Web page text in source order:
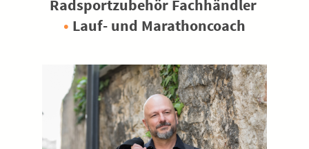
Radsportzubehör Fachhändler
• Lauf- und Marathoncoach